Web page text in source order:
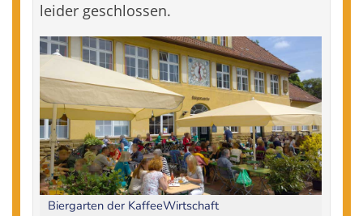
leider geschlossen.
Biergarten der KaffeeWirtschaft